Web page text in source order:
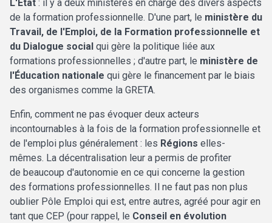
L'État : il y a deux ministères en charge des divers aspects
de la formation professionnelle. D'une part, le ministère du
Travail, de l'Emploi, de la Formation professionnelle et
du Dialogue social qui gère la politique liée aux
formations professionnelles ; d'autre part, le ministère de
l'Éducation nationale qui gère le financement par le biais
des organismes comme la GRETA.
Enfin, comment ne pas évoquer deux acteurs
incontournables à la fois de la formation professionnelle et
de l'emploi plus généralement : les Régions elles-
mêmes. La décentralisation leur a permis de profiter
de beaucoup d'autonomie en ce qui concerne la gestion
des formations professionnelles. Il ne faut pas non plus
oublier Pôle Emploi qui est, entre autres, agréé pour agir en
tant que CEP (pour rappel, le Conseil en évolution